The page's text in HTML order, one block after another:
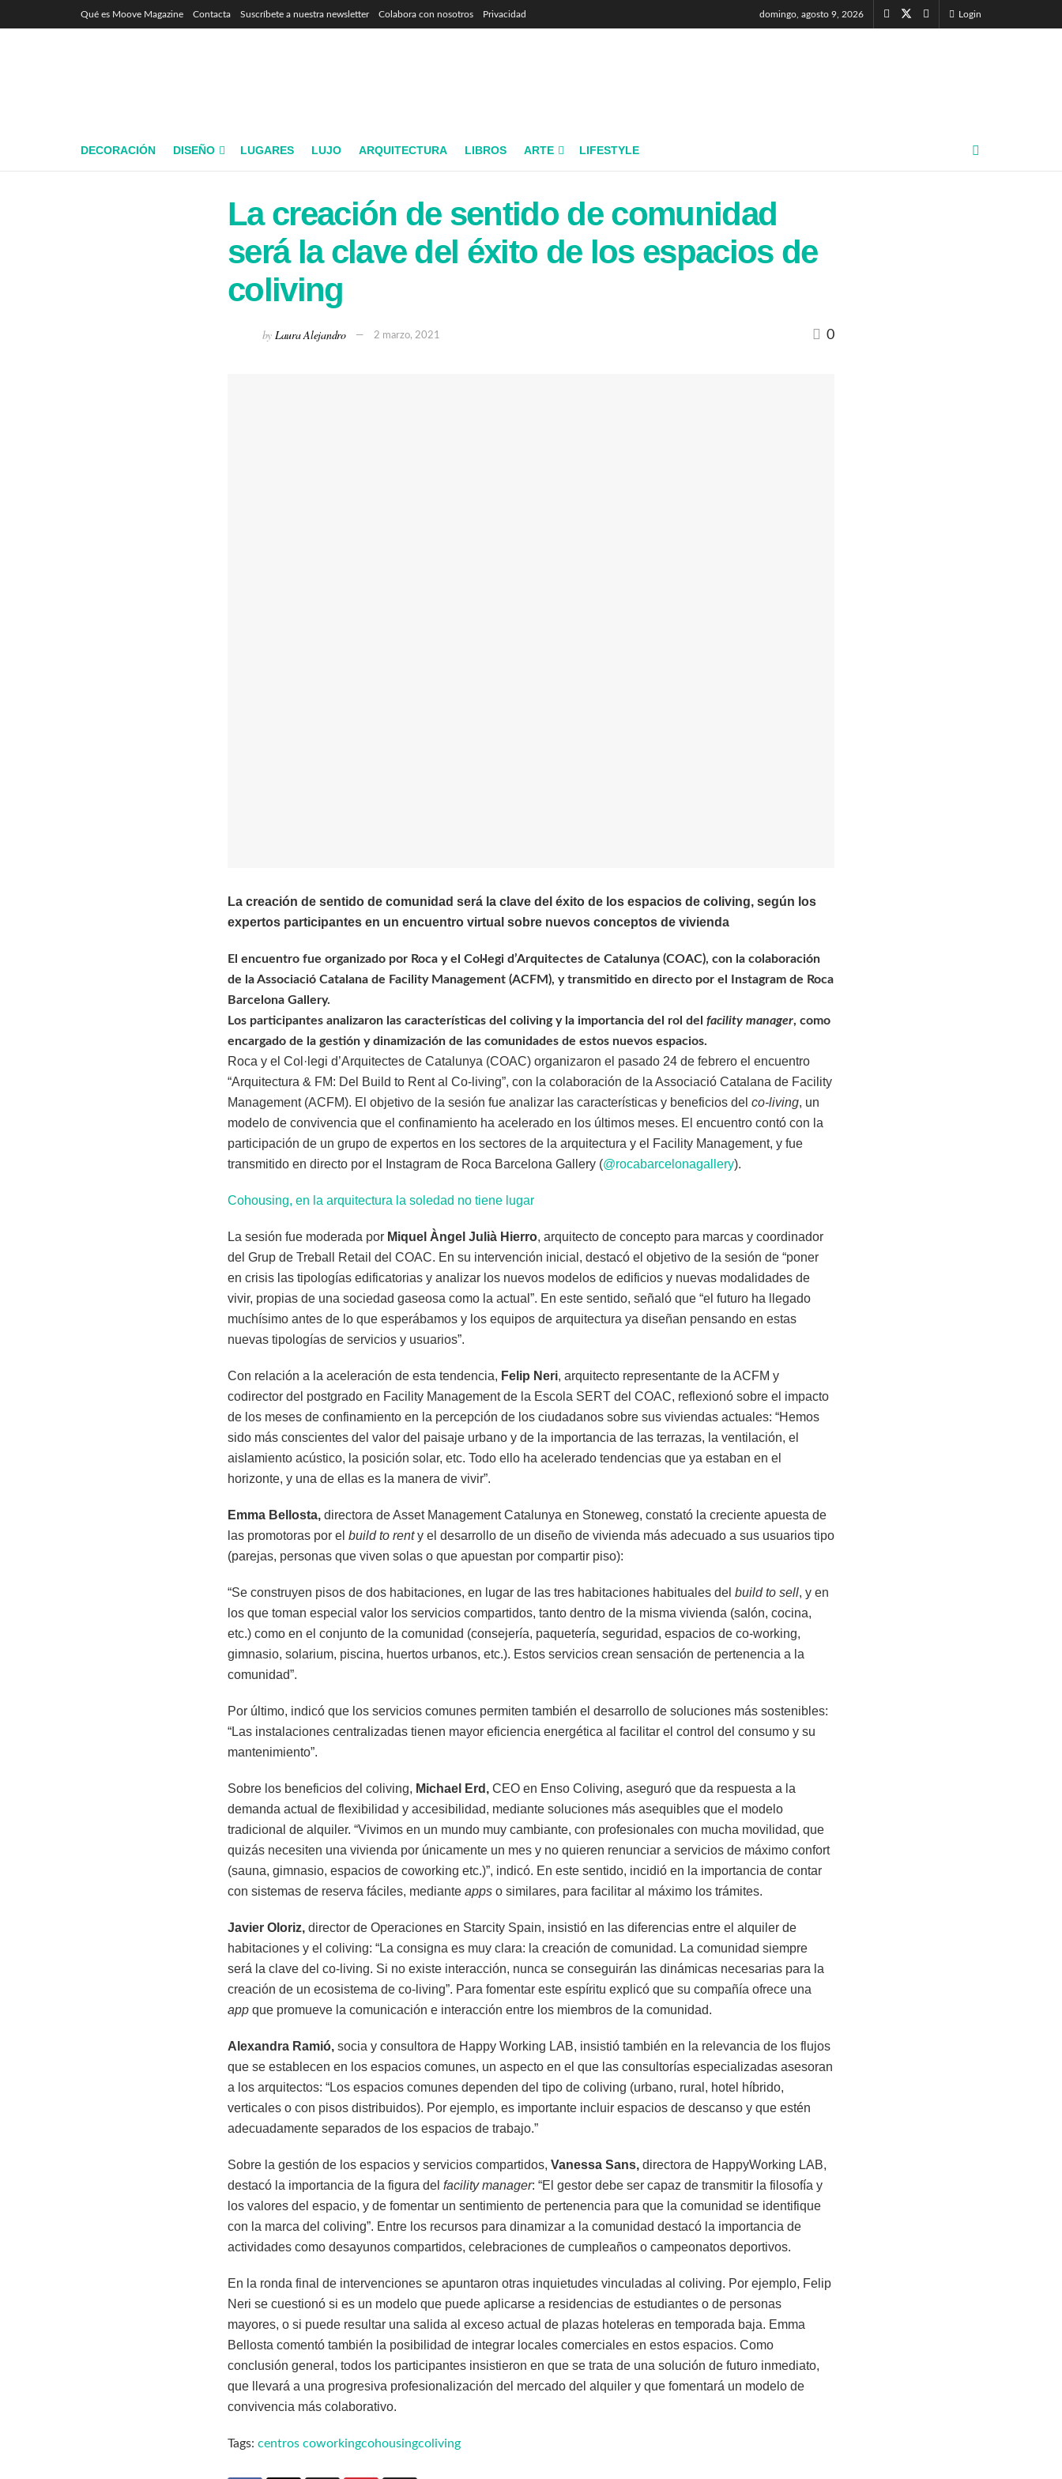
Qué es Moove Magazine Contacta Suscríbete a nuestra newsletter Colabora con nosotros Privacidad domingo, agosto 9, 2026 Login
DECORACIÓN DISEÑO LUGARES LUJO ARQUITECTURA LIBROS ARTE LIFESTYLE
La creación de sentido de comunidad
será la clave del éxito de los espacios de
coliving
by Laura Alejandro 2 marzo, 2021 0
La creación de sentido de comunidad será la clave del éxito de los espacios de coliving, según los
expertos participantes en un encuentro virtual sobre nuevos conceptos de vivienda
El encuentro fue organizado por Roca y el Col·legi d’Arquitectes de Catalunya (COAC), con la colaboración
de la Associació Catalana de Facility Management (ACFM), y transmitido en directo por el Instagram de Roca
Barcelona Gallery.
Los participantes analizaron las características del coliving y la importancia del rol del facility manager, como
encargado de la gestión y dinamización de las comunidades de estos nuevos espacios.
Roca y el Col·legi d’Arquitectes de Catalunya (COAC) organizaron el pasado 24 de febrero el encuentro
“Arquitectura & FM: Del Build to Rent al Co-living”, con la colaboración de la Associació Catalana de Facility
Management (ACFM). El objetivo de la sesión fue analizar las características y beneficios del co-living, un
modelo de convivencia que el confinamiento ha acelerado en los últimos meses. El encuentro contó con la
participación de un grupo de expertos en los sectores de la arquitectura y el Facility Management, y fue
transmitido en directo por el Instagram de Roca Barcelona Gallery (@rocabarcelonagallery).
Cohousing, en la arquitectura la soledad no tiene lugar
La sesión fue moderada por Miquel Àngel Julià Hierro, arquitecto de concepto para marcas y coordinador
del Grup de Treball Retail del COAC. En su intervención inicial, destacó el objetivo de la sesión de “poner
en crisis las tipologías edificatorias y analizar los nuevos modelos de edificios y nuevas modalidades de
vivir, propias de una sociedad gaseosa como la actual”. En este sentido, señaló que “el futuro ha llegado
muchísimo antes de lo que esperábamos y los equipos de arquitectura ya diseñan pensando en estas
nuevas tipologías de servicios y usuarios”.
Con relación a la aceleración de esta tendencia, Felip Neri, arquitecto representante de la ACFM y
codirector del postgrado en Facility Management de la Escola SERT del COAC, reflexionó sobre el impacto
de los meses de confinamiento en la percepción de los ciudadanos sobre sus viviendas actuales: “Hemos
sido más conscientes del valor del paisaje urbano y de la importancia de las terrazas, la ventilación, el
aislamiento acústico, la posición solar, etc. Todo ello ha acelerado tendencias que ya estaban en el
horizonte, y una de ellas es la manera de vivir”.
Emma Bellosta, directora de Asset Management Catalunya en Stoneweg, constató la creciente apuesta de
las promotoras por el build to renty el desarrollo de un diseño de vivienda más adecuado a sus usuarios tipo
(parejas, personas que viven solas o que apuestan por compartir piso):
“Se construyen pisos de dos habitaciones, en lugar de las tres habitaciones habituales del build to sell, y en
los que toman especial valor los servicios compartidos, tanto dentro de la misma vivienda (salón, cocina,
etc.) como en el conjunto de la comunidad (consejería, paquetería, seguridad, espacios de co-working,
gimnasio, solarium, piscina, huertos urbanos, etc.). Estos servicios crean sensación de pertenencia a la
comunidad”.
Por último, indicó que los servicios comunes permiten también el desarrollo de soluciones más sostenibles:
“Las instalaciones centralizadas tienen mayor eficiencia energética al facilitar el control del consumo y su
mantenimiento”.
Sobre los beneficios del coliving, Michael Erd, CEO en Enso Coliving, aseguró que da respuesta a la
demanda actual de flexibilidad y accesibilidad, mediante soluciones más asequibles que el modelo
tradicional de alquiler. “Vivimos en un mundo muy cambiante, con profesionales con mucha movilidad, que
quizás necesiten una vivienda por únicamente un mes y no quieren renunciar a servicios de máximo confort
(sauna, gimnasio, espacios de coworking etc.)”, indicó. En este sentido, incidió en la importancia de contar
con sistemas de reserva fáciles, mediante apps o similares, para facilitar al máximo los trámites.
Javier Oloriz, director de Operaciones en Starcity Spain, insistió en las diferencias entre el alquiler de
habitaciones y el coliving: “La consigna es muy clara: la creación de comunidad. La comunidad siempre
será la clave del co-living. Si no existe interacción, nunca se conseguirán las dinámicas necesarias para la
creación de un ecosistema de co-living”. Para fomentar este espíritu explicó que su compañía ofrece una
app que promueve la comunicación e interacción entre los miembros de la comunidad.
Alexandra Ramió, socia y consultora de Happy Working LAB, insistió también en la relevancia de los flujos
que se establecen en los espacios comunes, un aspecto en el que las consultorías especializadas asesoran
a los arquitectos: “Los espacios comunes dependen del tipo de coliving (urbano, rural, hotel híbrido,
verticales o con pisos distribuidos). Por ejemplo, es importante incluir espacios de descanso y que estén
adecuadamente separados de los espacios de trabajo.”
Sobre la gestión de los espacios y servicios compartidos, Vanessa Sans, directora de HappyWorking LAB,
destacó la importancia de la figura del facility manager: “El gestor debe ser capaz de transmitir la filosofía y
los valores del espacio, y de fomentar un sentimiento de pertenencia para que la comunidad se identifique
con la marca del coliving”. Entre los recursos para dinamizar a la comunidad destacó la importancia de
actividades como desayunos compartidos, celebraciones de cumpleaños o campeonatos deportivos.
En la ronda final de intervenciones se apuntaron otras inquietudes vinculadas al coliving. Por ejemplo, Felip
Neri se cuestionó si es un modelo que puede aplicarse a residencias de estudiantes o de personas
mayores, o si puede resultar una salida al exceso actual de plazas hoteleras en temporada baja. Emma
Bellosta comentó también la posibilidad de integrar locales comerciales en estos espacios. Como
conclusión general, todos los participantes insistieron en que se trata de una solución de futuro inmediato,
que llevará a una progresiva profesionalización del mercado del alquiler y que fomentará un modelo de
convivencia más colaborativo.
Tags: centros coworkingcohousingcoliving